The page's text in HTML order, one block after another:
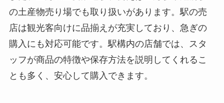
の土産物売り場でも取り扱いがあります。駅の売
店は観光客向けに品揃えが充実しており、急ぎの
購入にも対応可能です。駅構内の店舗では、スタ
ッフが商品の特徴や保存方法を説明してくれるこ
とも多く、安心して購入できます。